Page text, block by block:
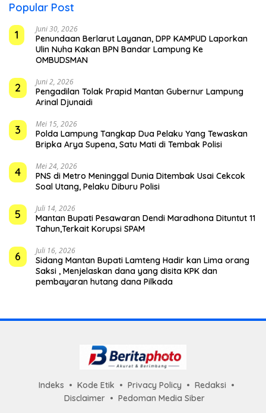
Popular Post
1
Juni 30, 2026
Penundaan Berlarut Layanan, DPP KAMPUD Laporkan
Ulin Nuha Kakan BPN Bandar Lampung Ke
OMBUDSMAN
2 Juni 2, 2026
Pengadilan Tolak Prapid Mantan Gubernur Lampung
Arinal Djunaidi
3 Mei 15, 2026
Polda Lampung Tangkap Dua Pelaku Yang Tewaskan
Bripka Arya Supena, Satu Mati di Tembak Polisi
4 Mei 24, 2026
PNS di Metro Meninggal Dunia Ditembak Usai Cekcok
Soal Utang, Pelaku Diburu Polisi
5 Juli 14, 2026
Mantan Bupati Pesawaran Dendi Maradhona Dituntut 11
Tahun,Terkait Korupsi SPAM
6 Juli 16, 2026
Sidang Mantan Bupati Lamteng Hadir kan Lima orang
Saksi , Menjelaskan dana yang disita KPK dan
pembayaran hutang dana Pilkada
Indeks Kode Etik Privacy Policy
Redaksi
Disclaimer
Pedoman Media Siber